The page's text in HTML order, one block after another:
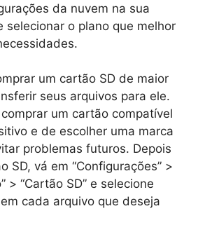
da nuvem na sua
selecionar o plano que melhor
um cartão SD de maior
seus arquivos para ele.
um cartão compatível
e de escolher uma marca
problemas futuros. Depois
SD, vá em “Configurações” >
> “Cartão SD” e selecione
em cada arquivo que deseja